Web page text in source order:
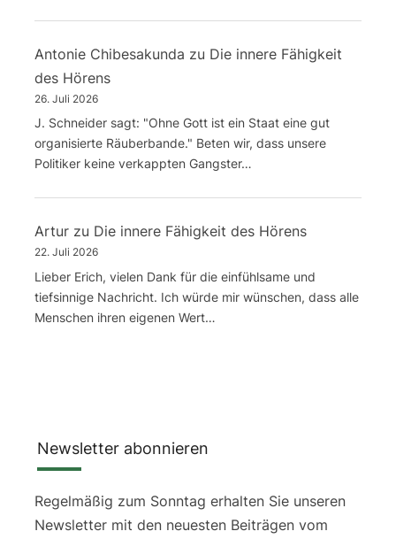
Antonie Chibesakunda zu Die innere Fähigkeit
des Hörens
26. Juli 2026
J. Schneider sagt: "Ohne Gott ist ein Staat eine gut
organisierte Räuberbande." Beten wir, dass unsere
Politiker keine verkappten Gangster…
Artur zu Die innere Fähigkeit des Hörens
22. Juli 2026
Lieber Erich, vielen Dank für die einfühlsame und
tiefsinnige Nachricht. Ich würde mir wünschen, dass alle
Menschen ihren eigenen Wert…
Newsletter abonnieren
Regelmäßig zum Sonntag erhalten Sie unseren
Newsletter mit den neuesten Beiträgen vom